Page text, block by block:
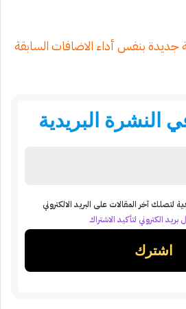
بنفس أداء الاضافات السابقة
النشرة البريدية
لتصلك آخر المقالات على البريد الالكتروني
الكتروني لتأكيد الاشتراك